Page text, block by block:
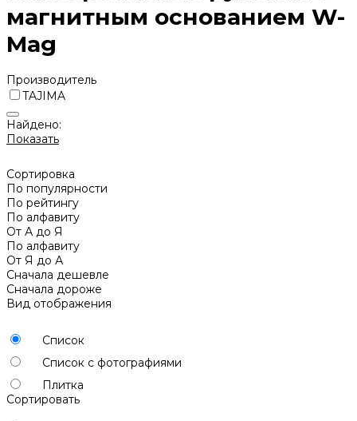
магнитным основанием W-
Mag
Производитель
TAJIMA
Найдено:
Показать
Сортировка
По популярности
По рейтингу
По алфавиту
От А до Я
По алфавиту
От Я до А
Сначала дешевле
Сначала дороже
Вид отображения
Список
Список с фотографиями
Плитка
Сортировать